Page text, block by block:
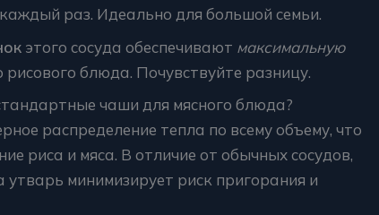
раз. Идеально для большой семьи.
этого сосуда обеспечивают максимальную
блюда. Почувствуйте разницу.
чаши для мясного блюда?
распределение тепла по всему объему, что
риса и мяса. В отличие от обычных сосудов,
минимизирует риск пригорания и